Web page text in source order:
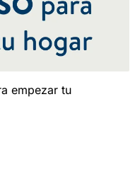
empezar tu